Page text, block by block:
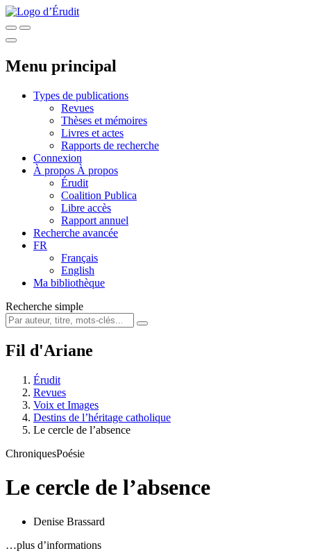
Menu principal
Types de publications
Revues
Thèses et mémoires
Livres et actes
Rapports de recherche
Connexion
À propos À propos
Érudit
Coalition Publica
Libre accès
Rapport annuel
Recherche avancée
FR
Français
English
Ma bibliothèque
Recherche simple
Fil d'Ariane
Érudit
Revues
Voix et Images
Destins de l’héritage catholique
Le cercle de l’absence
ChroniquesPoésie
Le cercle de l’absence
Denise Brassard
…plus d’informations